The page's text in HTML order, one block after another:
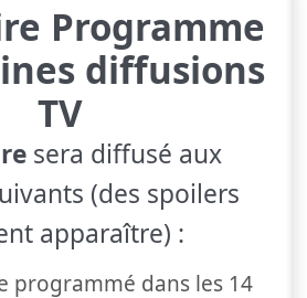
Programme
diffusions
TV
sera diffusé aux
(des spoilers
apparaître) :
programmé dans les 14